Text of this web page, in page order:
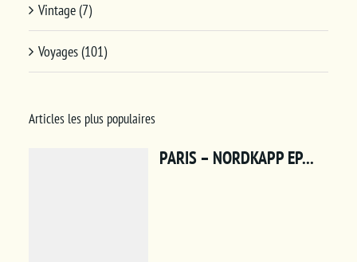
Vintage (7)
Voyages (101)
Articles les plus populaires